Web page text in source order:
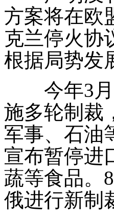
方案将在欧
克兰停火协
根据局势发
今年3
施多轮制裁
军事、石油
宣布暂停进
蔬等食品。 8
俄进行新制